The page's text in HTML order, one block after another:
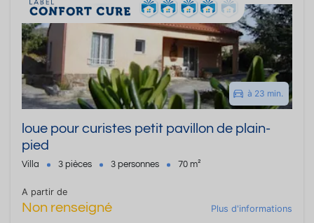
à 23 min.
loue pour curistes petit pavillon de plain-
pied
Villa 3 pièces 3 personnes 70 m²
A partir de
Non renseigné Plus d'informations